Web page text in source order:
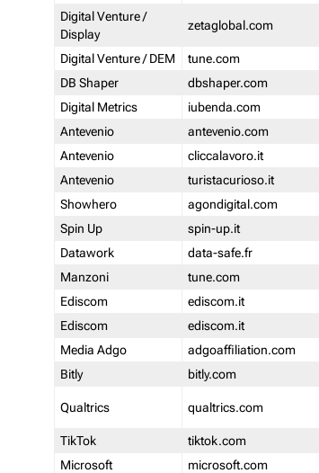
Digital Venture /
Display
zetaglobal.com
Digital Venture / DEM tune.com
DB Shaper
dbshaper.com
Digital Metrics
iubenda.com
Antevenio
antevenio.com
Antevenio
cliccalavoro.it
Antevenio
turistacurioso.it
Showhero
agondigital.com
Spin Up
spin-up.it
Datawork
data-safe.fr
Manzoni
tune.com
Ediscom
ediscom.it
Ediscom
ediscom.it
Media Adgo
adgoaffiliation.com
Bitly
bitly.com
Qualtrics qualtrics.com
TikTok
tiktok.com
Microsoft
microsoft.com